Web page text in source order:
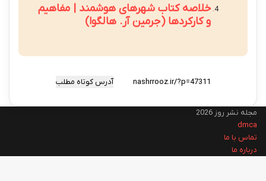
خلاصه کتاب شهرهای هوشمند | مفاهیم
و کارکردها (جرمین آر. هالگوا)
آدرس کوتاه مطلب
مجله نشر روز 2026
dmca
تماس با ما
درباره ما